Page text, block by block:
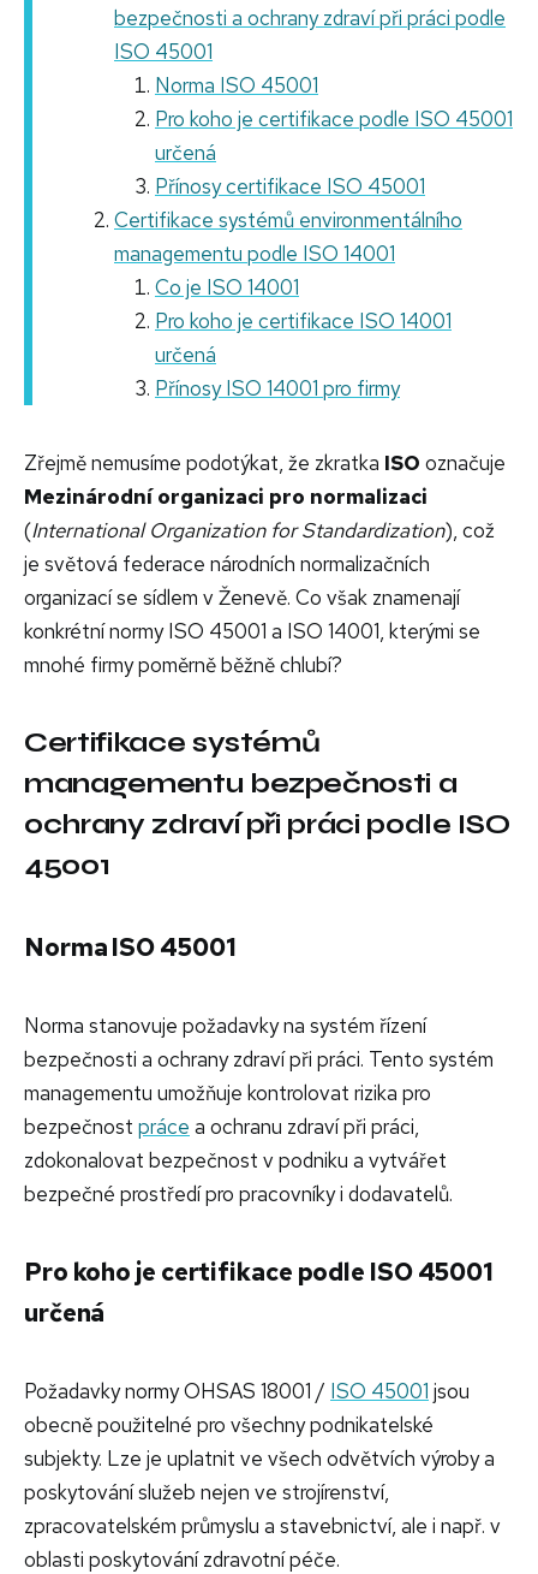
bezpečnosti a ochrany zdraví při práci podle
ISO 45001
Norma ISO 45001
Pro koho je certifikace podle ISO 45001
určená
Přínosy certifikace ISO 45001
Certifikace systémů environmentálního
managementu podle ISO 14001
Co je ISO 14001
Pro koho je certifikace ISO 14001
určená
Přínosy ISO 14001 pro firmy
Zřejmě nemusíme podotýkat, že zkratka ISO označuje
Mezinárodní organizaci pro normalizaci
(International Organization for Standardization), což
je světová federace národních normalizačních
organizací se sídlem v Ženevě. Co však znamenají
konkrétní normy ISO 45001 a ISO 14001, kterými se
mnohé firmy poměrně běžně chlubí?
Certifikace systémů
managementu bezpečnosti a
ochrany zdraví při práci podle ISO
45001
Norma ISO 45001
Norma stanovuje požadavky na systém řízení
bezpečnosti a ochrany zdraví při práci. Tento systém
managementu umožňuje kontrolovat rizika pro
bezpečnost práce a ochranu zdraví při práci,
zdokonalovat bezpečnost v podniku a vytvářet
bezpečné prostředí pro pracovníky i dodavatelů.
Pro koho je certifikace podle ISO 45001
určená
Požadavky normy OHSAS 18001 / ISO 45001 jsou
obecně použitelné pro všechny podnikatelské
subjekty. Lze je uplatnit ve všech odvětvích výroby a
poskytování služeb nejen ve strojírenství,
zpracovatelském průmyslu a stavebnictví, ale i např. v
oblasti poskytování zdravotní péče.